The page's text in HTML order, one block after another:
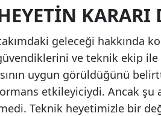
KARARI
geleceği hakkında
ve teknik ekip ile
uygun görüldüğünü
etkileyiciydi. Ancak şu
Teknik heyetimizle bir